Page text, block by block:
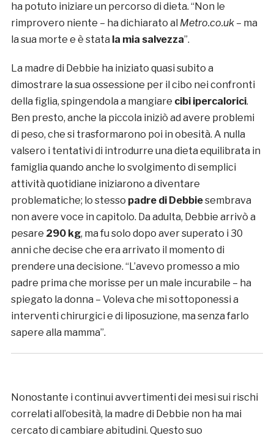
ha potuto iniziare un percorso di dieta. “Non le
rimprovero niente – ha dichiarato al Metro.co.uk– ma
la sua morte e è stata la mia salvezza”.
La madre di Debbie ha iniziato quasi subito a
dimostrare la sua ossessione per il cibo nei confronti
della figlia, spingendola a mangiare cibi ipercalorici.
Ben presto, anche la piccola iniziò ad avere problemi
di peso, che si trasformarono poi in obesità. A nulla
valsero i tentativi di introdurre una dieta equilibrata in
famiglia quando anche lo svolgimento di semplici
attività quotidiane iniziarono a diventare
problematiche; lo stesso padre di Debbiesembrava
non avere voce in capitolo. Da adulta, Debbie arrivò a
pesare 290 kg, ma fu solo dopo aver superato i 30
anni che decise che era arrivato il momento di
prendere una decisione. “L’avevo promesso a mio
padre prima che morisse per un male incurabile – ha
spiegato la donna – Voleva che mi sottoponessi a
interventi chirurgici e di liposuzione, ma senza farlo
sapere alla mamma”.
Nonostante i continui avvertimenti dei mesi sui rischi
correlati all’obesità, la madre di Debbie non ha mai
cercato di cambiare abitudini. Questo suo